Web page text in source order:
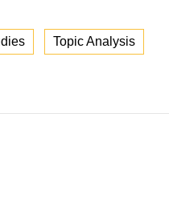
Topic Analysis